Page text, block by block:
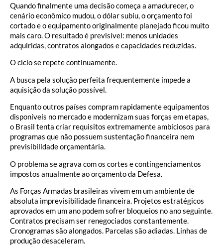
Quando finalmente uma decisão começa a amadurecer, o
cenário econômico mudou, o dólar subiu, o orçamento foi
cortado e o equipamento originalmente planejado ficou muito
mais caro. O resultado é previsível: menos unidades
adquiridas, contratos alongados e capacidades reduzidas.
O ciclo se repete continuamente.
A busca pela solução perfeita frequentemente impede a
aquisição da solução possível.
Enquanto outros países compram rapidamente equipamentos
disponíveis no mercado e modernizam suas forças em etapas,
o Brasil tenta criar requisitos extremamente ambiciosos para
programas que não possuem sustentação financeira nem
previsibilidade orçamentária.
O problema se agrava com os cortes e contingenciamentos
impostos anualmente ao orçamento da Defesa.
As Forças Armadas brasileiras vivem em um ambiente de
absoluta imprevisibilidade financeira. Projetos estratégicos
aprovados em um ano podem sofrer bloqueios no ano seguinte.
Contratos precisam ser renegociados constantemente.
Cronogramas são alongados. Parcelas são adiadas. Linhas de
produção desaceleram.